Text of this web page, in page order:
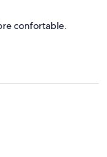
confortable.